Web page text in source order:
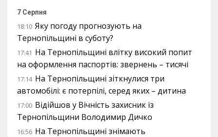
7 Серпня
18:10 Яку погоду прогнозують на
Тернопільщині в суботу?
17:41 На Тернопільщині влітку високий попит
на оформлення паспортів: звернень – тисячі
17:14 На Тернопільщині зіткнулися три
автомобілі: є потерпілі, серед яких – дитина
17:00 Відійшов у Вічність захисник із
Тернопільщини Володимир Дичко
16:56 На Тернопільщині знімають